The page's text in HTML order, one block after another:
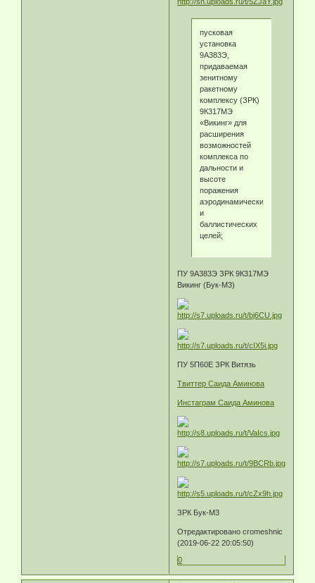
пусковая
установка
9А383Э,
придаваемая
зенитному
ракетному
комплексу (ЗРК)
9К317МЭ
«Викинг» для
расширения
возможностей
комплекса по
дальности и
высоте
поражения
аэродинамических
и
баллистических
целей;
ПУ 9А383Э ЗРК 9К317МЭ
Викинг (Бук-М3)
ПУ 5П60Е ЗРК Витязь
Твиттер Саида Аминова
Инстаграм Саида Аминова
ЗРК Бук-М3
Отредактировано cromeshnic
(2019-06-22 20:05:50)
0